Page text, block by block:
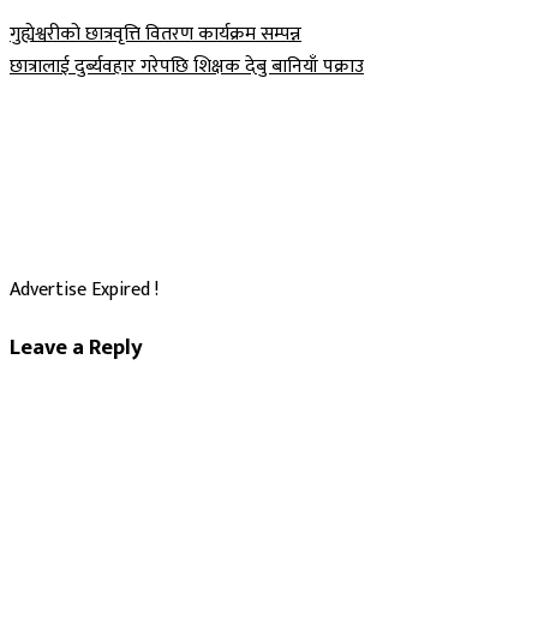
Post
navigation
गुह्येश्वरीको छात्रवृत्ति वितरण कार्यक्रम सम्पन्न
छात्रालाई दुर्ब्यवहार गरेपछि शिक्षक देबु बानियाँ पक्राउ
Advertise Expired !
Leave a Reply